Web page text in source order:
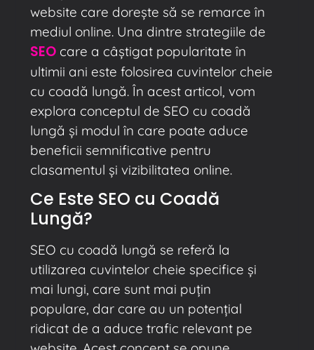
website care dorește să se remarce în
mediul online. Una dintre strategiile de
SEOcare a câștigat popularitate în
ultimii ani este folosirea cuvintelor cheie
cu coadă lungă. În acest articol, vom
explora conceptul de SEO cu coadă
lungă și modul în care poate aduce
beneficii semnificative pentru
clasamentul și vizibilitatea online.
Ce Este SEO cu Coadă
Lungă?
SEO cu coadă lungă se referă la
utilizarea cuvintelor cheie specifice și
mai lungi, care sunt mai puțin
populare, dar care au un potențial
ridicat de a aduce trafic relevant pe